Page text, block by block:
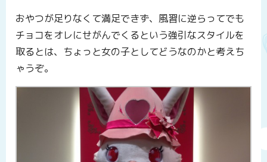
おやつが足りなくて満足できず、風習に逆らってでも
チョコをオレにせがんでくるという強引なスタイルを
取るとは、ちょっと女の子としてどうなのかと考えち
ゃうぞ。